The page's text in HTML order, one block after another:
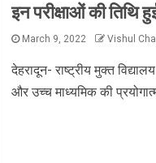
इन परीक्षाओं की तिथि
March 9, 2022 Vishul
देहरादून- राष्ट्रीय मुक्त
और उच्च माध्यमिक की